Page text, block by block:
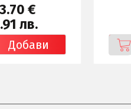
€
лв.
Добави